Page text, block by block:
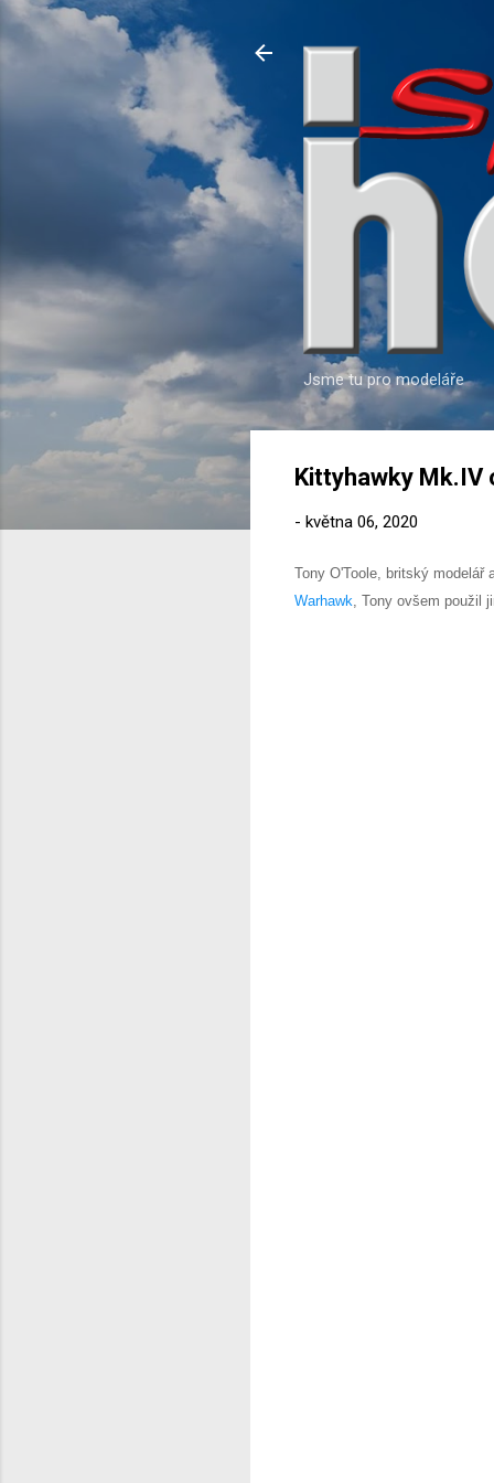
Jsme tu pro modeláře
Kittyhawky Mk.IV
- května 06, 2020
Tony O'Toole, britský
Warhawk, Tony ovšem použil